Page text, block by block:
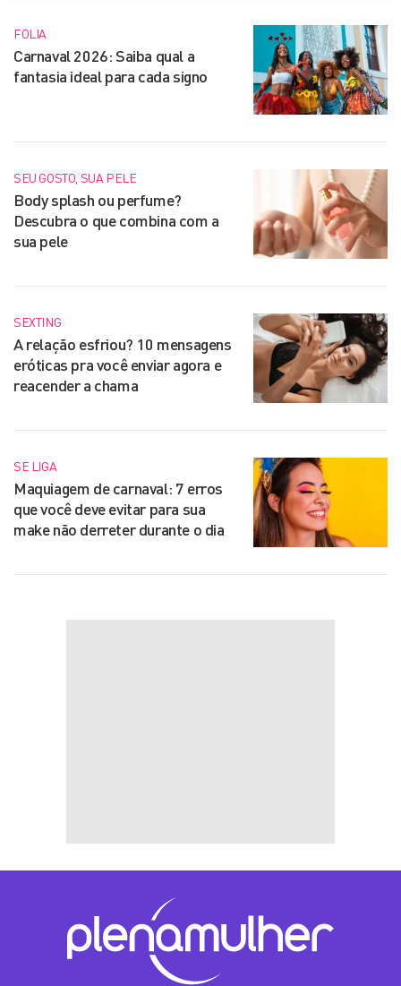
FOLIA
Carnaval 2026: Saiba qual a
fantasia ideal para cada signo
SEU GOSTO, SUA PELE
Body splash ou perfume?
Descubra o que combina com a
sua pele
SEXTING
A relação esfriou? 10 mensagens
eróticas pra você enviar agora e
reacender a chama
SE LIGA
Maquiagem de carnaval: 7 erros
que você deve evitar para sua
make não derreter durante o dia